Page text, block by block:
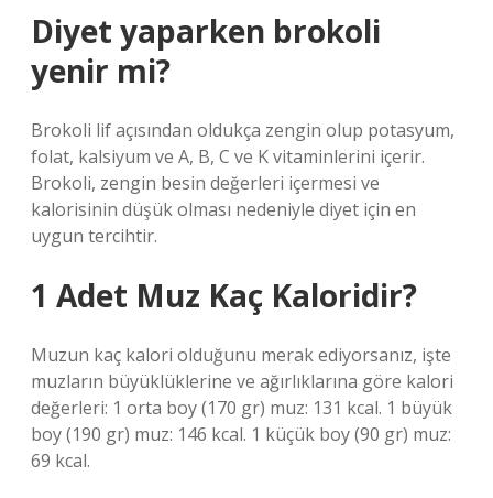
Diyet yaparken brokoli
yenir mi?
Brokoli lif açısından oldukça zengin olup potasyum,
folat, kalsiyum ve A, B, C ve K vitaminlerini içerir.
Brokoli, zengin besin değerleri içermesi ve
kalorisinin düşük olması nedeniyle diyet için en
uygun tercihtir.
1 Adet Muz Kaç Kaloridir?
Muzun kaç kalori olduğunu merak ediyorsanız, işte
muzların büyüklüklerine ve ağırlıklarına göre kalori
değerleri: 1 orta boy (170 gr) muz: 131 kcal. 1 büyük
boy (190 gr) muz: 146 kcal. 1 küçük boy (90 gr) muz:
69 kcal.